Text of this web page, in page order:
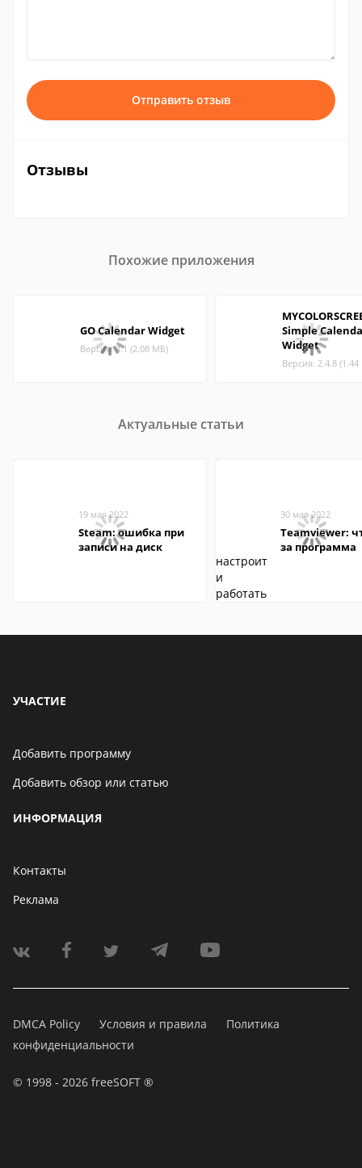
Отправить отзыв
Отзывы
Похожие приложения
GO Calendar Widget
Версия: 4.1 (2.08 МБ)
Simple
Widget
Версия: 2.4.8
Актуальные статьи
19 мая 2022
Steam: ошибка при
записи на диск
30 мая 2022
Teamviewer:
за программа
УЧАСТИЕ
Добавить программу
Добавить обзор или статью
ИНФОРМАЦИЯ
Контакты
Реклама
DMCA Policy Условия и правила
Политика
конфиденциальности
© 1998 - 2026 freeSOFT ®